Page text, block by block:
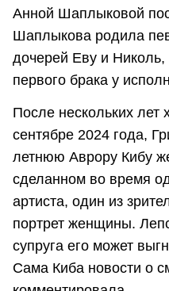
Анной Шаплыковой
Шаплыкова родила
дочерей Еву и
первого брака у
После нескольких лет
сентябре 2024 года,
летнюю Аврору Кибу
сделанном во время
артиста, один из
портрет женщины.
супруга его может
Сама Киба новости о